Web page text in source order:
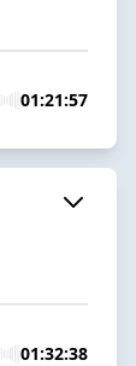
01:21:57
01:32:38